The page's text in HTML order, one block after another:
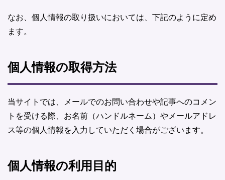
なお、個人情報の取り扱いにおいては、下記のように定め
ます。
個人情報の取得方法
当サイトでは、メールでのお問い合わせや記事へのコメン
トを受ける際、お名前（ハンドルネーム）やメールアドレ
ス等の個人情報を入力していただく場合がございます。
個人情報の利用目的